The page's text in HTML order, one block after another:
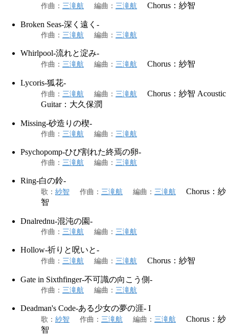
作曲 ： 三滝航 編曲 ： 三滝航 Chorus：紗智
Broken Seas-深く遠く-
作曲 ： 三滝航 編曲 ： 三滝航
Whirlpool-流れと淀み-
作曲 ： 三滝航 編曲 ： 三滝航 Chorus：紗智
Lycoris-狐花-
作曲 ： 三滝航 編曲 ： 三滝航
Chorus：紗智 Acoustic
Guitar：大久保潤
Missing-砂造りの楔-
作曲 ： 三滝航 編曲 ： 三滝航
Psychopomp-ひび割れた終焉の卵-
作曲 ： 三滝航 編曲 ： 三滝航
Ring-白の鈴-
歌 ： 紗智 作曲 ： 三滝航 編曲 ： 三滝航
Chorus：紗
智
Dnalrednu-混沌の園-
作曲 ： 三滝航 編曲 ： 三滝航
Hollow-祈りと呪いと-
作曲 ： 三滝航 編曲 ： 三滝航 Chorus：紗智
Gate in Sixthfinger-不可識の向こう側-
作曲 ： 三滝航 編曲 ： 三滝航
Deadman's Code-ある少女の夢の涯- I
歌 ： 紗智 作曲 ： 三滝航 編曲 ： 三滝航
Chorus：紗
智